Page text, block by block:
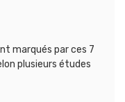
marqués par ces 7
plusieurs études